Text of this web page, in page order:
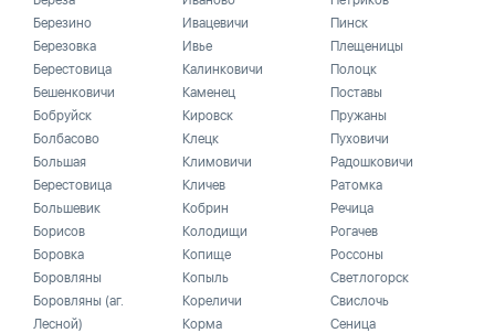
Березино
Березовка
Берестовица
Бешенковичи
Бобруйск
Болбасово
Большая
Берестовица
Большевик
Борисов
Боровка
Боровляны
Боровляны (аг.
Лесной)
Ивацевичи
Ивье
Калинковичи
Каменец
Кировск
Клецк
Климовичи
Кличев
Кобрин
Колодищи
Копище
Копыль
Кореличи
Корма
Пинск
Плещеницы
Полоцк
Поставы
Пружаны
Пуховичи
Радошковичи
Ратомка
Речица
Рогачев
Россоны
Светлогорск
Свислочь
Сеница